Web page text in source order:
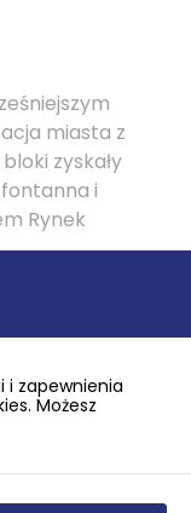
miasta z
zyskały
i
Rynek
i zapewnienia
Możesz